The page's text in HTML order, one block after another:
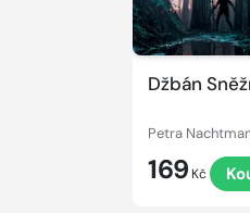
Džbán
Petra
169 Kč